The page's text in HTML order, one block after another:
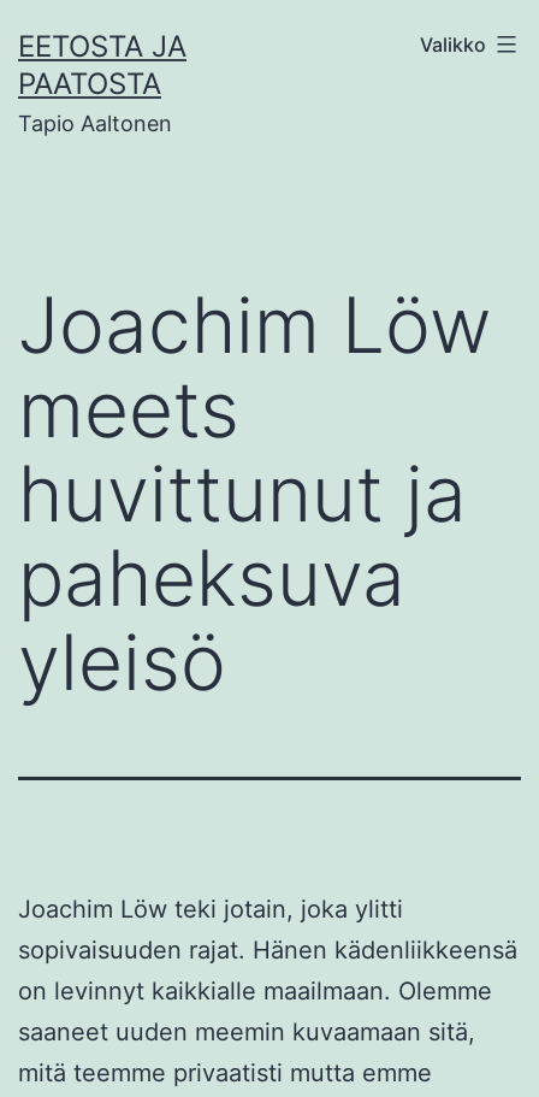
sisältöön
EETOSTA JA
PAATOSTA
Tapio Aaltonen
Valikko
Joachim Löw
meets
huvittunut ja
paheksuva
yleisö
Joachim Löw teki jotain, joka ylitti
sopivaisuuden rajat. Hänen kädenliikkeensä
on levinnyt kaikkialle maailmaan. Olemme
saaneet uuden meemin kuvaamaan sitä,
mitä teemme privaatisti mutta emme